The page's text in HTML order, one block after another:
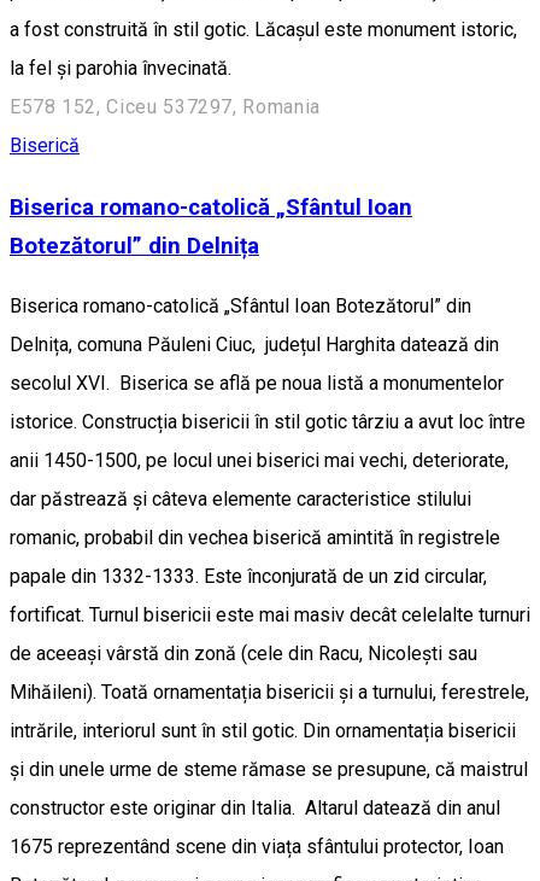
a fost construită în stil gotic. Lăcaşul este monument istoric,
la fel şi parohia învecinată.
E578 152, Ciceu 537297, Romania
Biserică
Biserica romano-catolică „Sfântul Ioan
Botezătorul” din Delnița
Biserica romano-catolică „Sfântul Ioan Botezătorul” din
Delnița, comuna Păuleni Ciuc, județul Harghita datează din
secolul XVI. Biserica se află pe noua listă a monumentelor
istorice. Construcția bisericii în stil gotic târziu a avut loc între
anii 1450-1500, pe locul unei biserici mai vechi, deteriorate,
dar păstrează și câteva elemente caracteristice stilului
romanic, probabil din vechea biserică amintită în registrele
papale din 1332-1333. Este înconjurată de un zid circular,
fortificat. Turnul bisericii este mai masiv decât celelalte turnuri
de aceeași vârstă din zonă (cele din Racu, Nicolești sau
Mihăileni). Toată ornamentația bisericii și a turnului, ferestrele,
intrările, interiorul sunt în stil gotic. Din ornamentația bisericii
și din unele urme de steme rămase se presupune, că maistrul
constructor este originar din Italia. Altarul datează din anul
1675 reprezentând scene din viața sfântului protector, Ioan